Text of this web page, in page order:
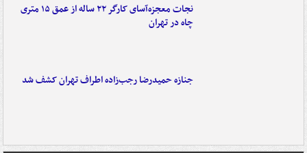
نجات معجزه‌آسای کارگر ۲۲ ساله از عمق ۱۵ متری
چاه در تهران
جنازه حمیدرضا رجب‌زاده اطراف تهران کشف شد